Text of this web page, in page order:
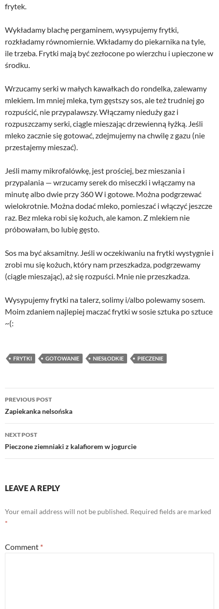
frytek.
Wykładamy blachę pergaminem, wysypujemy frytki,
rozkładamy równomiernie. Wkładamy do piekarnika na tyle,
ile trzeba. Frytki mają być zezłocone po wierzchu i upieczone w
środku.
Wrzucamy serki w małych kawałkach do rondelka, zalewamy
mlekiem. Im mniej mleka, tym gęstszy sos, ale też trudniej go
rozpuścić, nie przypalawszy. Włączamy nieduży gaz i
rozpuszczamy serki, ciągle mieszając drzewienną łyżką. Jeśli
mleko zacznie się gotować, zdejmujemy na chwilę z gazu (nie
przestajemy mieszać).
Jeśli mamy mikrofalówkę, jest prościej, bez mieszania i
przypalania — wrzucamy serek do miseczki i włączamy na
minutę albo dwie przy 360 W i gotowe. Można podgrzewać
wielokrotnie. Można dodać mleko, pomieszać i włączyć jeszcze
raz. Bez mleka robi się kożuch, ale kamon. Z mlekiem nie
próbowałam, bo lubię gęsto.
Sos ma być aksamitny. Jeśli w oczekiwaniu na frytki wystygnie i
zrobi mu się kożuch, który nam przeszkadza, podgrzewamy
(ciągle mieszając), aż się rozpuści. Mnie nie przeszkadza.
Wysypujemy frytki na talerz, solimy i/albo polewamy sosem.
Moim zdaniem najlepiej maczać frytki w sosie sztuka po sztuce
~(:
FRYTKI GOTOWANIE NIESŁODKIE PIECZENIE
Post
navigation
PREVIOUS POST
Zapiekanka nelsońska
NEXT POST
Pieczone ziemniaki z kalafiorem w jogurcie
LEAVE A REPLY
Your email address will not be published. Required fields are marked
*
Comment *